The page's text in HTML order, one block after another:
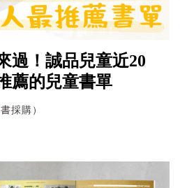
過！誠品兒童近20
薦的兒童書單
採購）